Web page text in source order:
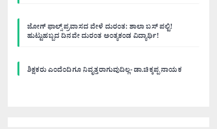
ಜೋಗ್ ಫಾಲ್ಸ್ ಪ್ರವಾಸದ ವೇಳೆ ದುರಂತ: ಶಾಲಾ ಬಸ್ ಪಲ್ಟಿ!
ಹುಟ್ಟುಹಬ್ಬದ ದಿನವೇ ದುರಂತ ಅಂತ್ಯಕಂಡ ವಿದ್ಯಾರ್ಥಿ!
ಶಿಕ್ಷಕರು ಎಂದೆಂದಿಗೂ ನಿವೃತ್ತರಾಗುವುದಿಲ್ಲ- ಡಾ.ಚಿಕ್ಕಪ್ಪ ನಾಯಕ